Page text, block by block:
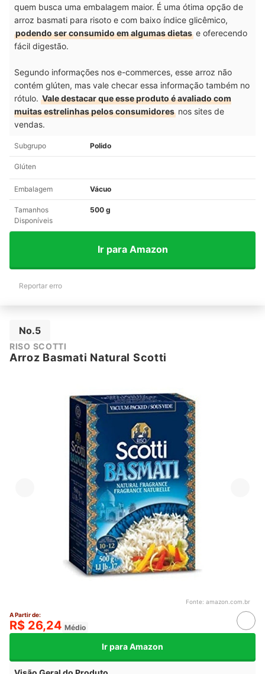
quem busca uma embalagem maior. É uma ótima opção de
arroz basmati para risoto e com baixo índice glicêmico,
podendo ser consumido em algumas dietas e oferecendo
fácil digestão.
Segundo informações nos e-commerces, esse arroz não
contém glúten, mas vale checar essa informação também no
rótulo. Vale destacar que esse produto é avaliado com
muitas estrelinhas pelos consumidores nos sites de
vendas.
Subgrupo Polido
Glúten
Embalagem Vácuo
Tamanhos
Disponíveis
500 g
Ir para Amazon
Reportar erro
No.5
RISO SCOTTI
Arroz Basmati Natural Scotti
Fonte: amazon.com.br
A Partir de:
R$ 26,24 Médio
Ir para Amazon